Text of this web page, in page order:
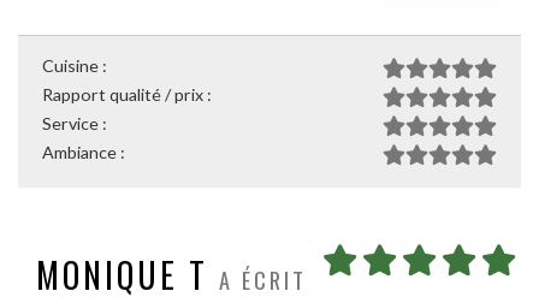
Cuisine :
Rapport qualité / prix :
Service :
Ambiance :
MONIQUE T A ÉCRIT